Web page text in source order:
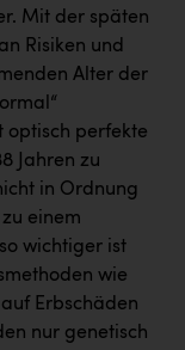
Mit der späten
Risiken und
Alter der
optisch perfekte
Jahren zu
in Ordnung
einem
wichtiger ist
wie
Erbschäden
nur genetisch